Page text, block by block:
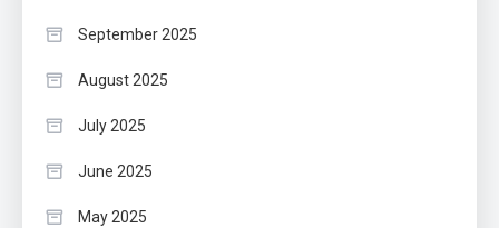
September 2025
August 2025
July 2025
June 2025
May 2025